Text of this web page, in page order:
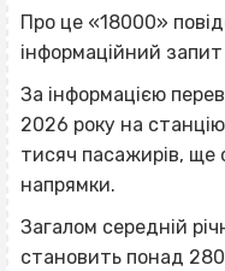
Про це «18000»
інформаційний
За інформацією
2026 року на
тисяч пасажирів, ще
напрямки.
Загалом середній
становить понад 280